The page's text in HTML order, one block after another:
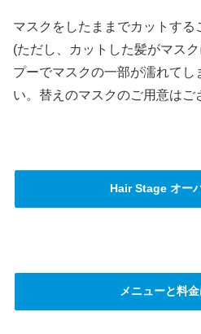
マスクをしたままでカットする
(ただし、カットした髪がマス
プーでマスクの一部が濡れてし
い。替えのマスクのご用意はご
Hair Stage オー
メニューと料